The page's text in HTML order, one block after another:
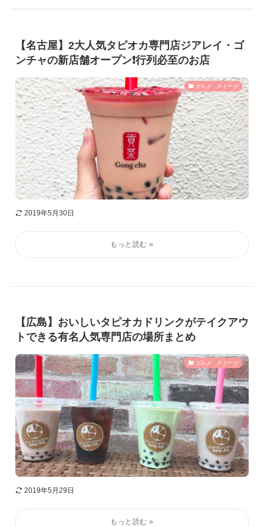
【名古屋】2大人気タピオカ専門店ジアレイ・ゴ
ンチャの新店舗オープン❗️行列必至のお店
グルメ・スイーツ
2019年5月30日
【広島】おいしいタピオカドリンクがテイクアウ
トできる有名人気専門店の場所まとめ
グルメ・スイーツ
2019年5月29日